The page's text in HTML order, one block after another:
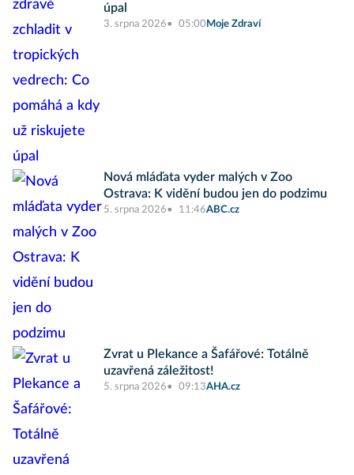
úpal
3. srpna 2026 05:00 Moje Zdraví
Nová mláďata vyder malých v Zoo
Ostrava: K vidění budou jen do podzimu
5. srpna 2026 11:46ABC.cz
Zvrat u Plekance a Šafářové: Totálně
uzavřená záležitost!
5. srpna 2026 09:13AHA.cz